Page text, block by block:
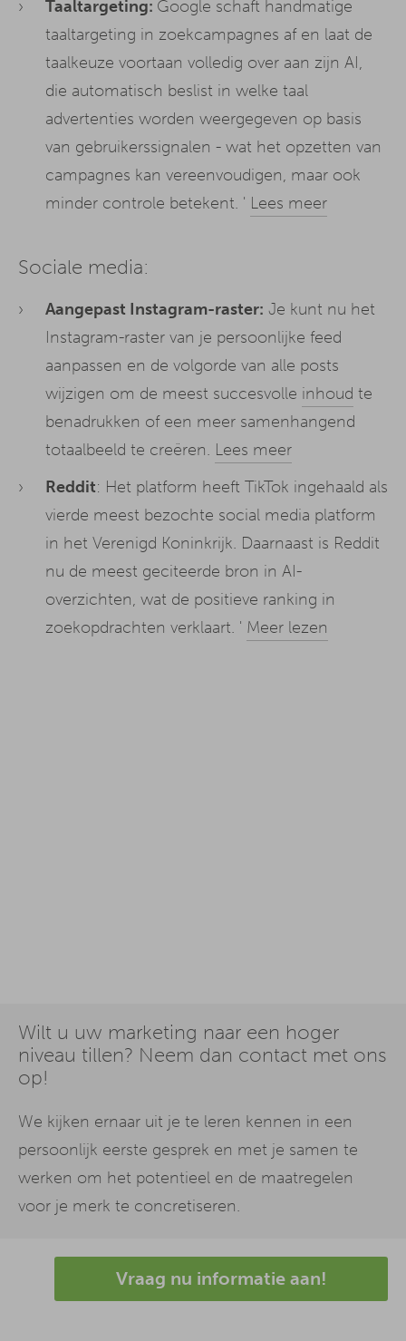
Taaltargeting: Google schaft handmatige
taaltargeting in zoekcampagnes af en laat de
taalkeuze voortaan volledig over aan zijn AI,
die automatisch beslist in welke taal
advertenties worden weergegeven op basis
van gebruikerssignalen - wat het opzetten van
campagnes kan vereenvoudigen, maar ook
minder controle betekent. ' Lees meer
Sociale media:
Aangepast Instagram-raster: Je kunt nu het
Instagram-raster van je persoonlijke feed
aanpassen en de volgorde van alle posts
wijzigen om de meest succesvolle inhoud te
benadrukken of een meer samenhangend
totaalbeeld te creëren. Lees meer
Reddit: Het platform heeft TikTok ingehaald als
vierde meest bezochte social media platform
in het Verenigd Koninkrijk. Daarnaast is Reddit
nu de meest geciteerde bron in AI-
overzichten, wat de positieve ranking in
zoekopdrachten verklaart. ' Meer lezen
Wilt u uw marketing naar een hoger
niveau tillen? Neem dan contact met ons
op!
We kijken ernaar uit je te leren kennen in een
persoonlijk eerste gesprek en met je samen te
werken om het potentieel en de maatregelen
voor je merk te concretiseren.
Vraag nu informatie aan!